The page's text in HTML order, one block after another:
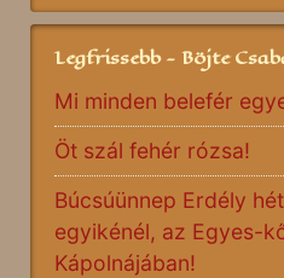
Legfrissebb - Böjte
Mi minden belefér
Öt szál fehér rózsa!
Búcsúünnep Erdély
egyikénél, az Egyes-
Kápolnájában!